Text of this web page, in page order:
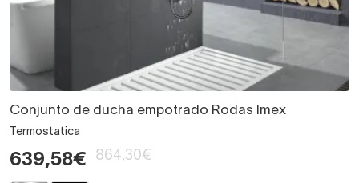
Conjunto de ducha empotrado Rodas Imex
Termostatica
639,58€ 864,30€